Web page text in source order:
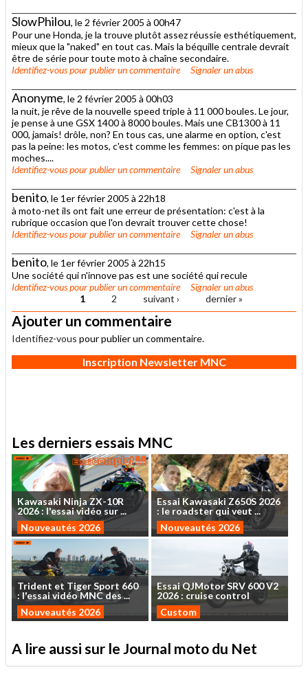
SlowPhilou, le 2 février 2005 à 00h47
Pour une Honda, je la trouve plutôt assez réussie esthétiquement,
mieux que la "naked" en tout cas. Mais la béquille centrale devrait
être de série pour toute moto à chaîne secondaire.
Identifiez-vouspour publier un commentaire Signaler un abus
Anonyme, le 2 février 2005 à 00h03
la nuit, je rêve de la nouvelle speed triple à 11 000 boules. Le jour,
je pense à une GSX 1400 à 8000 boules. Mais une CB1300 à 11
000, jamais! drôle, non? En tous cas, une alarme en option, c'est
pas la peine: les motos, c'est comme les femmes: on pique pas les
moches....
Identifiez-vouspour publier un commentaire Signaler un abus
benito, le 1er février 2005 à 22h18
à moto-net ils ont fait une erreur de présentation: c'est à la
rubrique occasion que l'on devrait trouver cette chose!
Identifiez-vouspour publier un commentaire Signaler un abus
benito, le 1er février 2005 à 22h15
Une société qui n'innove pas est une société qui recule
Identifiez-vouspour publier un commentaire Signaler un abus
1 2 suivant › dernier »
Ajouter un commentaire
Identifiez-vous pour publier un commentaire.
Inscription Newsletter MNC
Les derniers essais MNC
Kawasaki NinjaZX-10R
2026: l'essaividéo sur...
Nouveautés 2026
Essai Kawasaki Z650S 2026
: le roadsterquiveut ...
Nouveautés 2026
Trident et TigerSport 660
: l'essaividéo MNCdes...
Nouveautés 2026
EssaiQJMotorSRV 600V2
2026 : cruise control
Custom
A lire aussi sur le Journal moto du Net